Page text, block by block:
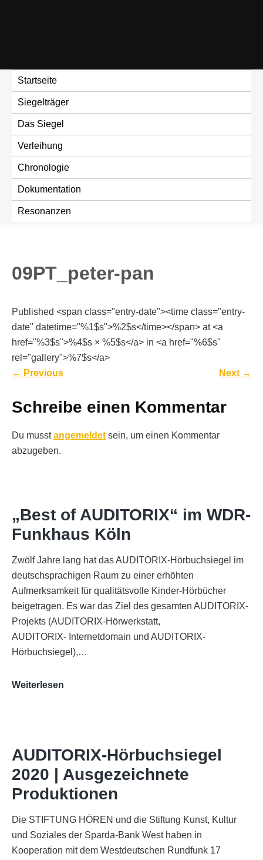
Startseite
Siegelträger
Das Siegel
Verleihung
Chronologie
Dokumentation
Resonanzen
09PT_peter-pan
Published <span class="entry-date"><time class="entry-
date" datetime="%1$s">%2$s</time></span> at <a
href="%3$s">%4$s × %5$s</a> in <a href="%6$s"
rel="gallery">%7$s</a>
← Previous Next →
Schreibe einen Kommentar
Du musstangemeldet sein, um einen Kommentar
abzugeben.
„Best of AUDITORIX“ im WDR-
Funkhaus Köln
Zwölf Jahre lang hat das AUDITORIX-Hörbuchsiegel im
deutschsprachigen Raum zu einer erhöhten
Aufmerksamkeit für qualitätsvolle Kinder-Hörbücher
beigetragen. Es war das Ziel des gesamten AUDITORIX-
Projekts (AUDITORIX-Hörwerkstatt,
AUDITORIX- Internetdomain und AUDITORIX-
Hörbuchsiegel),…
Weiterlesen
Funkhaus
Köln
AUDITORIX-Hörbuchsiegel
2020 | Ausgezeichnete
Produktionen
Die STIFTUNG HÖREN und die Stiftung Kunst, Kultur
und Soziales der Sparda-Bank West haben in
Kooperation mit dem Westdeutschen Rundfunk 17